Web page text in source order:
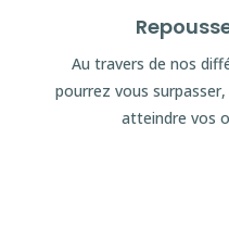
Au travers de nos
pourrez vous
atteindre vos